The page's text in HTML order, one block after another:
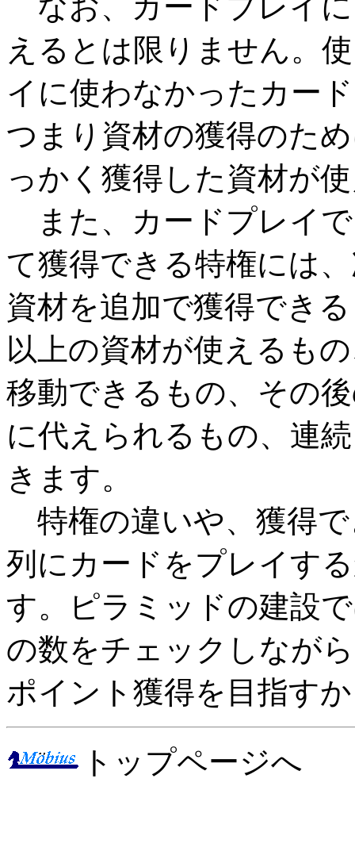
えるとは限りません。
イに使わなかったカー
つまり資材の獲得のた
っかく獲得した資材が
また、カードプレイ
て獲得できる特権には
資材を追加で獲得でき
以上の資材が使えるも
移動できるもの、その
に代えられるもの、連
きます。
特権の違いや、獲得
列にカードをプレイす
す。ピラミッドの建設
の数をチェックしなが
ポイント獲得を目指す
トップページへ